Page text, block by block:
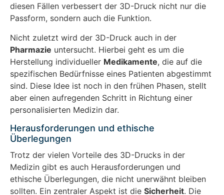
diesen Fällen verbessert der 3D-Druck nicht nur die
Passform, sondern auch die Funktion.
Nicht zuletzt wird der 3D-Druck auch in der
Pharmazie untersucht. Hierbei geht es um die
Herstellung individueller Medikamente, die auf die
spezifischen Bedürfnisse eines Patienten abgestimmt
sind. Diese Idee ist noch in den frühen Phasen, stellt
aber einen aufregenden Schritt in Richtung einer
personalisierten Medizin dar.
Herausforderungen und ethische
Überlegungen
Trotz der vielen Vorteile des 3D-Drucks in der
Medizin gibt es auch Herausforderungen und
ethische Überlegungen, die nicht unerwähnt bleiben
sollten. Ein zentraler Aspekt ist die Sicherheit. Die